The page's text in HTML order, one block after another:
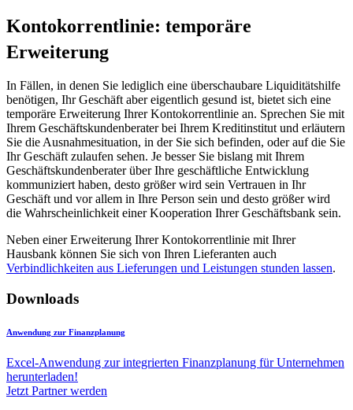
Kontokorrentlinie: temporäre
Erweiterung
In Fällen, in denen Sie lediglich eine überschaubare Liquiditätshilfe
benötigen, Ihr Geschäft aber eigentlich gesund ist, bietet sich eine
temporäre Erweiterung Ihrer Kontokorrentlinie an. Sprechen Sie mit
Ihrem Geschäftskundenberater bei Ihrem Kreditinstitut und erläutern
Sie die Ausnahmesituation, in der Sie sich befinden, oder auf die Sie
Ihr Geschäft zulaufen sehen. Je besser Sie bislang mit Ihrem
Geschäftskundenberater über Ihre geschäftliche Entwicklung
kommuniziert haben, desto größer wird sein Vertrauen in Ihr
Geschäft und vor allem in Ihre Person sein und desto größer wird
die Wahrscheinlichkeit einer Kooperation Ihrer Geschäftsbank sein.
Neben einer Erweiterung Ihrer Kontokorrentlinie mit Ihrer
Hausbank können Sie sich von Ihren Lieferanten auch
Verbindlichkeiten aus Lieferungen und Leistungen stunden lassen.
Downloads
Anwendung zur Finanzplanung
Excel-Anwendung zur integrierten Finanzplanung für Unternehmen
herunterladen!
Jetzt Partner werden